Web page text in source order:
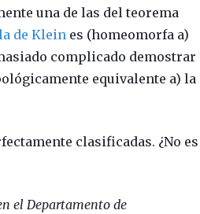
una de las del teorema
de Klein es (homeomorfa a)
complicado demostrar
equivalente a) la
clasificadas. ¿No es
el Departamento de